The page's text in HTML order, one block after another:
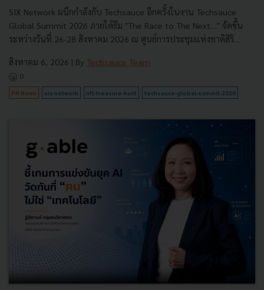
SIX Network ผนึกกำลังกับ Techsauce อีกครั้งในงาน Techsauce
Global Summit 2026 ภายใต้ธีม "The Race to The Next…" จัดขึ้น
ระหว่างวันที่ 26-28 สิงหาคม 2026 ณ ศูนย์การประชุมแห่งชาติสิริ...
สิงหาคม 6, 2026 | By Techsauce Team
0
PR News six-network nft-treasure-hunt techsauce-global-summit-2026